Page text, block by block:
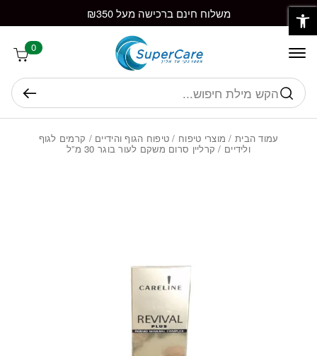
Skip to Content משלוח חינם ברכישה מעל ₪350
0
חיפוש
עמוד הבית / מוצרי טיפוח / טיפוח הגוף והידיים / קרמים לגוף
ולידיים / קרליין סרום משקם לעור בוגר 30 מ”ל
בחזרה למעלה
פתח סרגל נגישות